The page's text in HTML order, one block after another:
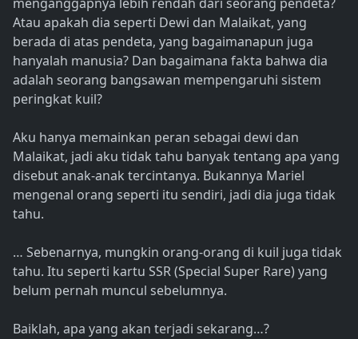
menganggapnya lebih rendah dari seorang pendeta?
Atau apakah dia seperti Dewi dan Malaikat, yang
berada di atas pendeta, yang bagaimanapun juga
hanyalah manusia? Dan bagaimana fakta bahwa dia
adalah seorang bangsawan mempengaruhi sistem
peringkat kuil?
Aku hanya memainkan peran sebagai dewi dan
Malaikat, jadi aku tidak tahu banyak tentang apa yang
disebut anak-anak tercintanya. Bukannya Mariel
mengenal orang seperti itu sendiri, jadi dia juga tidak
tahu.
… Sebenarnya, mungkin orang-orang di kuil juga tidak
tahu. Itu seperti kartu SSR (Special Super Rare) yang
belum pernah muncul sebelumnya.
Baiklah, apa yang akan terjadi sekarang…?